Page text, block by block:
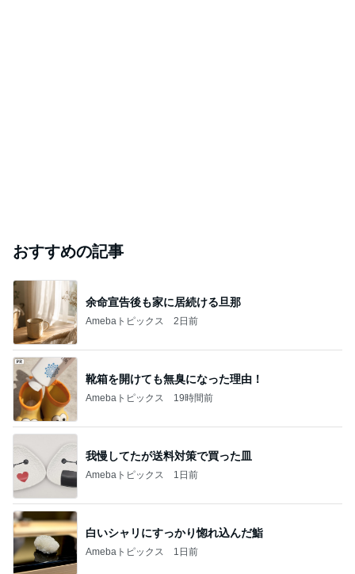
おすすめの記事
余命宣告後も家に居続ける旦那
Amebaトピックス 2日前
靴箱を開けても無臭になった理由！
Amebaトピックス 19時間前
我慢してたが送料対策で買った皿
Amebaトピックス 1日前
白いシャリにすっかり惚れ込んだ鮨
Amebaトピックス 1日前